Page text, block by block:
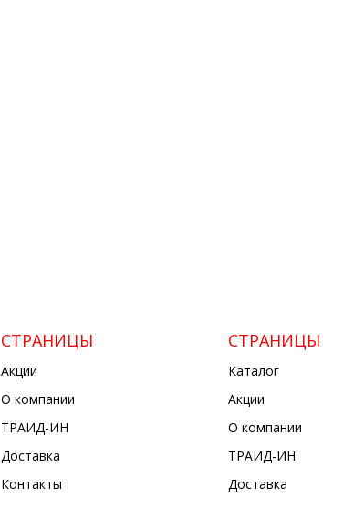
СТРАНИЦЫ
Акции
О компании
ТРАИД-ИН
Доставка
Контакты
СТРАНИЦЫ
Каталог
Акции
О компании
ТРАИД-ИН
Доставка